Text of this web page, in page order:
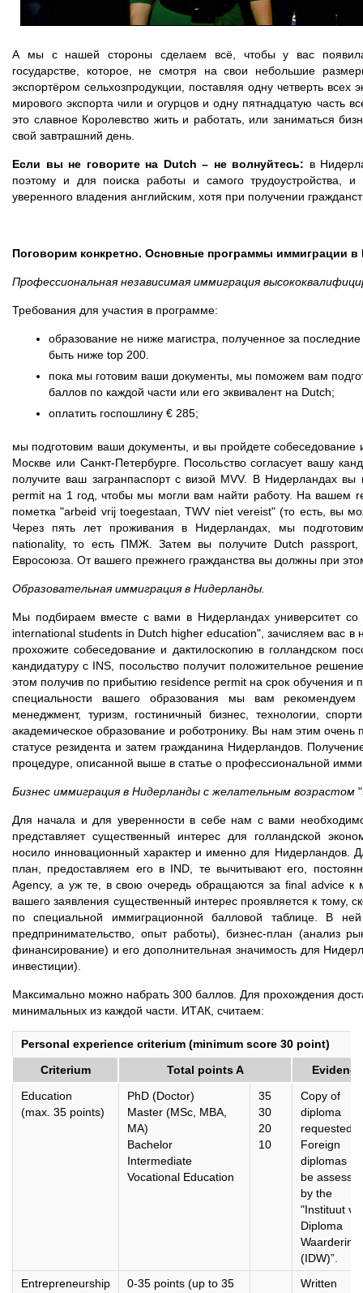
А мы с нашей стороны сделаем всё, чтобы у вас
государстве, которое, не смотря на свои небольшие
экспортёром сельхозпродукции, поставляя одну четверть
мирового экспорта чили и огурцов и одну пятнадцатую часть
это славное Королевство жить и работать, или заниматься
свой завтрашний день.
Если вы не говорите на Dutch – не волнуйтесь: в
поэтому и для поиска работы и самого трудоустройства,
уверенного владения английским, хотя при получении
Поговорим конкретно. Основные программы иммиграции
Профессиональная независимая иммиграция
Требования для участия в программе:
образование не ниже магистра, полученное за
быть ниже top 200.
пока мы готовим ваши документы, мы поможем вам
баллов по каждой части или его эквивалент на Dutch;
оплатить госпошлину € 285;
мы подготовим ваши документы, и вы пройдете собеседование
Москве или Санкт-Петербурге. Посольство согласует вашу
получите ваш загранпаспорт с визой MVV. В Нидерландах вы
permit на 1 год, чтобы мы могли вам найти работу. На вашем
пометка "arbeid vrij toegestaan, TWV niet vereist" (то есть, вы
Через пять лет проживания в Нидерландах, мы
nationality, то есть ПМЖ. Затем вы получите Dutch passport,
Евросоюза. От вашего прежнего гражданства вы должны при
Образовательная иммиграция в Нидерланды.
Мы подбираем вместе с вами в Нидерландах университет
international students in Dutch higher education", зачисляем вас в
прохожите собеседование и дактилоскопию в голландском
кандидатуру с INS, посольство получит положительное
этом получив по прибытию residence permit на срок обучения и
специальности вашего образования мы вам
менеджмент, туризм, гостиничный бизнес, технологии,
академическое образование и роботронику. Вы нам этим
статусе резидента и затем гражданина Нидерландов.
процедуре, описанной выше в статье о профессиональной
Бизнес иммиграция в Нидерланды с желательным возрастом "
Для начала и для уверенности в себе нам с вами
представляет существенный интерес для голландской
носило инновационный характер и именно для Нидерландов.
план, предоставляем его в IND, те вычитывают его,
Agency, а уж те, в свою очередь обращаются за final advice к
вашего заявления существенный интерес проявляется к тому,
по специальной иммиграционной балловой таблице. В
предпринимательство, опыт работы), бизнес-план (анализ
финансирование) и его дополнительная значимость для
инвестиции).
Максимально можно набрать 300 баллов. Для прохождения
минимальных из каждой части. ИТАК, считаем:
Personal experience criterium (minimum score 30 point)
Criterium
Total points A
Evidence
Education
(max. 35 points)
PhD (Doctor)
Master (MSc, MBA,
MA)
Bachelor
Intermediate
Vocational Education
35
30
20
10
Copy of
diploma
requested.
Foreign
diplomas
be
by the
"Instituut
Diploma
Waardering
(IDW)”.
Entrepreneurship
0-35 points (up to 35 Written